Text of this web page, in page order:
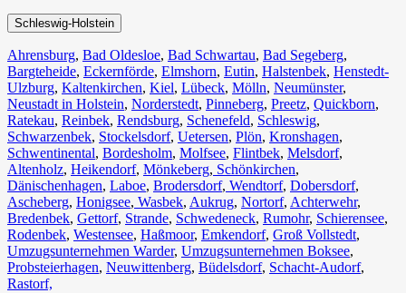
Schleswig-Holstein
Ahrensburg, Bad Oldesloe, Bad Schwartau, Bad Segeberg,
Bargteheide, Eckernförde, Elmshorn, Eutin, Halstenbek, Henstedt-
Ulzburg, Kaltenkirchen, Kiel, Lübeck, Mölln, Neumünster,
Neustadt in Holstein, Norderstedt, Pinneberg, Preetz, Quickborn,
Ratekau, Reinbek, Rendsburg, Schenefeld, Schleswig,
Schwarzenbek, Stockelsdorf, Uetersen, Plön, Kronshagen,
Schwentinental, Bordesholm, Molfsee, Flintbek, Melsdorf,
Altenholz, Heikendorf, Mönkeberg, Schönkirchen,
Dänischenhagen, Laboe, Brodersdorf, Wendtorf, Dobersdorf,
Ascheberg, Honigsee, Wasbek, Aukrug, Nortorf, Achterwehr,
Bredenbek, Gettorf, Strande, Schwedeneck, Rumohr, Schierensee,
Rodenbek, Westensee, Haßmoor, Emkendorf, Groß Vollstedt,
Umzugsunternehmen Warder, Umzugsunternehmen Boksee,
Probsteierhagen, Neuwittenberg, Büdelsdorf, Schacht-Audorf,
Rastorf,